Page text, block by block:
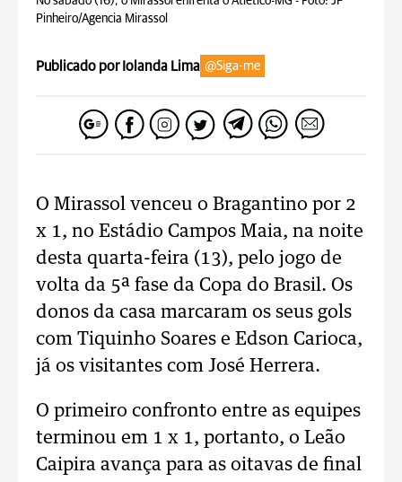
Pinheiro/Agencia Mirassol
Publicado por Iolanda Lima @Siga-me
O Mirassol venceu o Bragantino por 2
x 1, no Estádio Campos Maia, na noite
desta quarta-feira (13), pelo jogo de
volta da 5ª fase da Copa do Brasil. Os
donos da casa marcaram os seus gols
com Tiquinho Soares e Edson Carioca,
já os visitantes com José Herrera.
O primeiro confronto entre as equipes
terminou em 1 x 1, portanto, o Leão
Caipira avança para as oitavas de final